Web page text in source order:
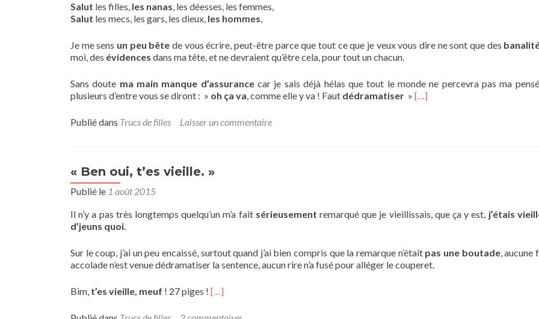
Salut les filles, les nanas, les déesses, les femmes,
Salut les mecs, les gars, les dieux, les hommes,
Je me sens un peu bête de vous écrire, peut-être parce que tout ce que je veux vous dire ne sont que des
moi, des évidences dans ma tête, et ne devraient qu’être cela, pour tout un chacun.
Sans doute ma main manque d’assurancecar je sais déjà hélas que tout le monde ne percevra pas ma
plusieurs d’entre vous se diront : » oh ça va, comme elle y va ! Faut dédramatiser » […]
Publié dans Trucs de filles Laisser un commentaire
« Ben oui, t’es vieille. »
Publié le 1 août 2015
Il n’y a pas très longtemps quelqu’un m’a fait sérieusement remarqué que je vieillissais, que ça y est, j’étais
d’jeuns quoi.
Sur le coup, j’ai un peu encaissé, surtout quand j’ai bien compris que la remarque n’était pas une boutade, aucune
accolade n’est venue dédramatiser la sentence, aucun rire n’a fusé pour alléger le couperet.
Bim, t’es vieille, meuf ! 27 piges ! […]